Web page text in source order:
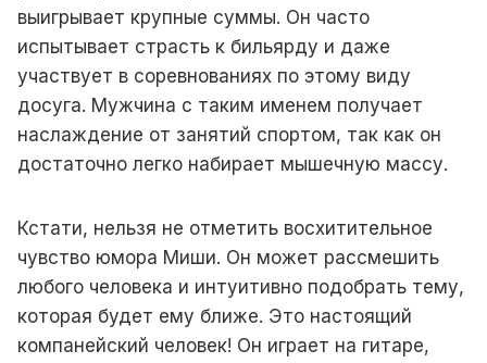
выигрывает крупные суммы. Он часто
испытывает страсть к бильярду и даже
участвует в соревнованиях по этому виду
досуга. Мужчина с таким именем получает
наслаждение от занятий спортом, так как он
достаточно легко набирает мышечную массу.
Кстати, нельзя не отметить восхитительное
чувство юмора Миши. Он может рассмешить
любого человека и интуитивно подобрать тему,
которая будет ему ближе. Это настоящий
компанейский человек! Он играет на гитаре,